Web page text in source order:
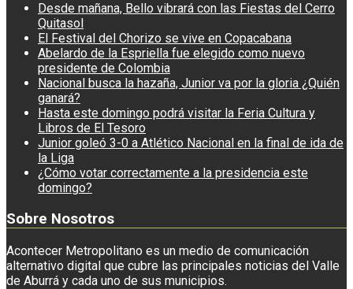
Desde mañana, Bello vibrará con las Fiestas del Cerro
Quitasol
El Festival del Chorizo se vive en Copacabana
Abelardo de la Espriella fue elegido como nuevo
presidente de Colombia
Nacional busca la hazaña, Junior va por la gloria ¿Quién
ganará?
Hasta este domingo podrá visitar la Feria Cultura y
Libros de El Tesoro
Junior goleó 3-0 a Atlético Nacional en la final de ida de
la Liga
¿Cómo votar correctamente a la presidencia este
domingo?
Sobre Nosotros
Acontecer Metropolitano es un medio de comunicación
alternativo digital que cubre las principales noticias del Valle
de Aburrá y cada uno de sus municipios.